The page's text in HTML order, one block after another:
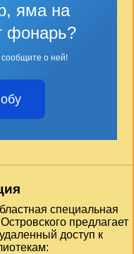
яма на
фонарь?
о ней!
специальная
предлагает
доступ к